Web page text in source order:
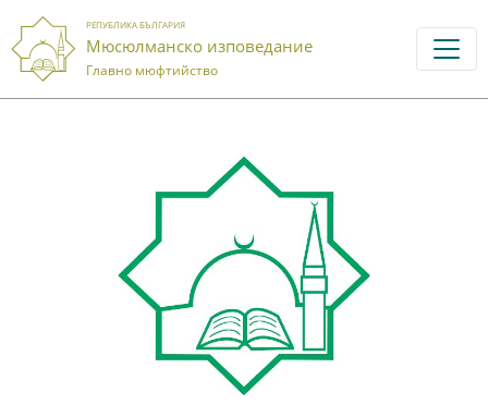
РЕПУБЛИКА БЪЛГАРИЯ
Мюсюлманско изповедание
Главно мюфтийство